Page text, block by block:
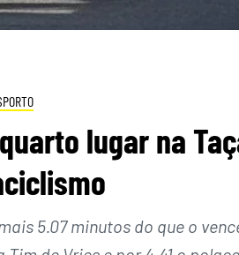
lugar na
5.07 minutos do que o